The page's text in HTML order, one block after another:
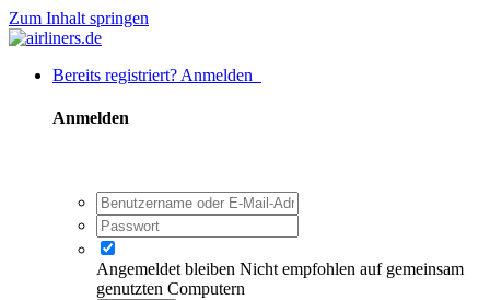
Zum Inhalt springen
Bereits registriert? Anmelden
Anmelden
Angemeldet bleiben Nicht empfohlen auf gemeinsam
genutzten Computern